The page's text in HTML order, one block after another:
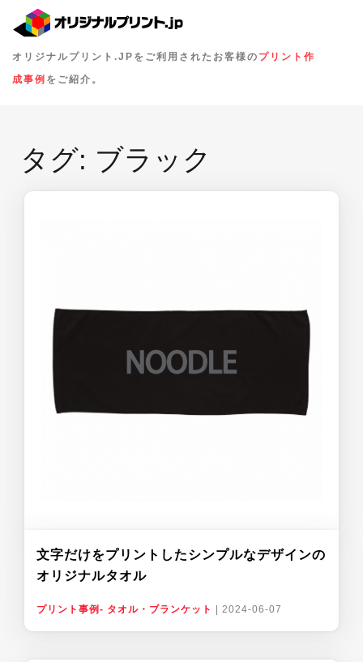
オリジナルプリント.JPをご利用されたお客様の プリント作
成事例 をご紹介。
タグ: ブラック
文字だけをプリントしたシンプルなデザインの
オリジナルタオル
プリント事例- タオル・ブランケット 2024-06-07